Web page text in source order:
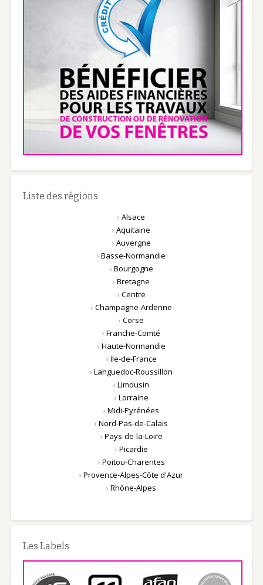
Liste des régions
›Alsace
›Aquitaine
› Auvergne
›Basse-Normandie
› Bourgogne
›Bretagne
› Centre
› Champagne-Ardenne
›Corse
›Franche-Comté
› Haute-Normandie
› Ile-de-France
›Languedoc-Roussillon
›Limousin
› Lorraine
›Midi-Pyrénées
›Nord-Pas-de-Calais
› Pays-de-la-Loire
› Picardie
› Poitou-Charentes
›Provence-Alpes-Côte d'Azur
›Rhône-Alpes
Les Labels